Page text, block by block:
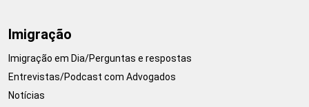
Imigração
Imigração em Dia/Perguntas e respostas
Entrevistas/Podcast com Advogados
Notícias